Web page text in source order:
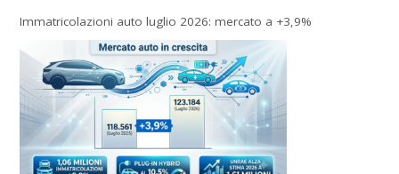
Immatricolazioni auto luglio 2026: mercato a +3,9%